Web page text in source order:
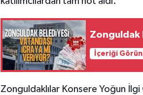
Zonguldak
İçeriği
Zonguldaklılar Konsere Yoğun